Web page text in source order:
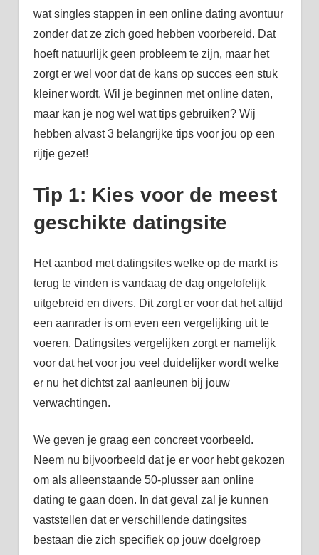
wat singles stappen in een online dating avontuur
zonder dat ze zich goed hebben voorbereid. Dat
hoeft natuurlijk geen probleem te zijn, maar het
zorgt er wel voor dat de kans op succes een stuk
kleiner wordt. Wil je beginnen met online daten,
maar kan je nog wel wat tips gebruiken? Wij
hebben alvast 3 belangrijke tips voor jou op een
rijtje gezet!
Tip 1: Kies voor de meest
geschikte datingsite
Het aanbod met datingsites welke op de markt is
terug te vinden is vandaag de dag ongelofelijk
uitgebreid en divers. Dit zorgt er voor dat het altijd
een aanrader is om even een vergelijking uit te
voeren. Datingsites vergelijken zorgt er namelijk
voor dat het voor jou veel duidelijker wordt welke
er nu het dichtst zal aanleunen bij jouw
verwachtingen.
We geven je graag een concreet voorbeeld.
Neem nu bijvoorbeeld dat je er voor hebt gekozen
om als alleenstaande 50-plusser aan online
dating te gaan doen. In dat geval zal je kunnen
vaststellen dat er verschillende datingsites
bestaan die zich specifiek op jouw doelgroep